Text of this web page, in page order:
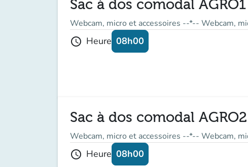
Sac à dos comodal AGRO1
Webcam, micro et accessoires --*-- Webcam,
schedule Heure 08h00
Sac à dos comodal AGRO2
Webcam, micro et accessoires --*-- Webcam,
schedule Heure 08h00